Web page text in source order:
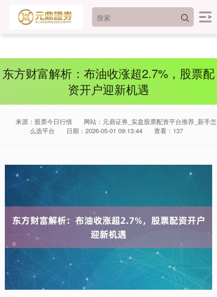
东方财富解析：布油收涨超2.7%，股票配
资开户迎新机遇
来源：股票今日行情
网站：元鼎证券_实盘股票配资平台推荐_新手怎
么选平台
日期：2026-05-01 09:13:44 查看：137